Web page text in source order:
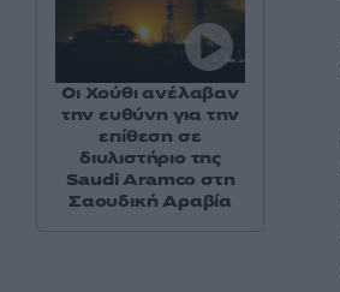
Οι Χούθι ανέλαβαν
την ευθύνη για την
επίθεση σε
διυλιστήριο της
Saudi Aramco στη
Σαουδική Αραβία